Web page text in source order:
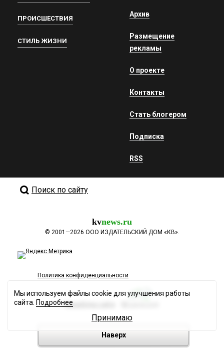
ПРОИСШЕСТВИЯ
СТИЛЬ ЖИЗНИ
Архив
Размещение
рекламы
О проекте
Контакты
Стать блогером
Подписка
RSS
Поиск по сайту
kvnews.ru
© 2001—2026 ООО ИЗДАТЕЛЬСКИЙ ДОМ «КВ».
Политика конфиденциальности
Разработка сайта
Наверх
Мы используем файлы cookie для улучшения работы
сайта. Подробнее
Принимаю